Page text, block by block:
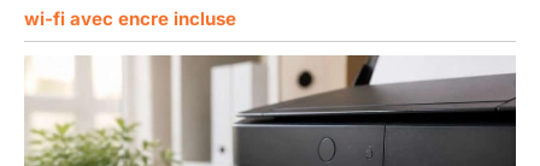
wi-fi avec encre incluse